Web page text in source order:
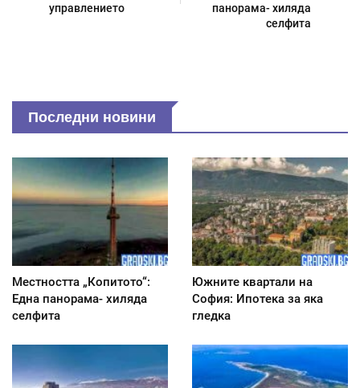
управлението
панорама- хиляда
селфита
Последни новини
Местността „Копитото“:
Една панорама- хиляда
селфита
Южните квартали на
София: Ипотека за яка
гледка